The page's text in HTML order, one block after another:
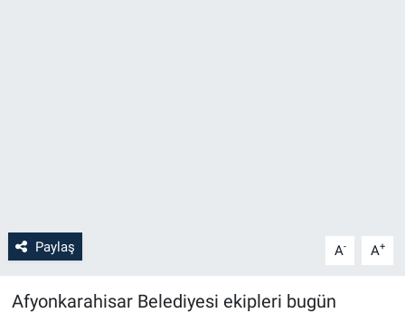
Paylaş A- A+
Afyonkarahisar Belediyesi ekipleri bugün